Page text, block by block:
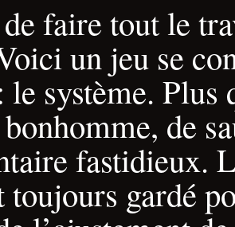
faire tout le
un jeu se
le système. Plus
de
fastidieux.
toujours gardé